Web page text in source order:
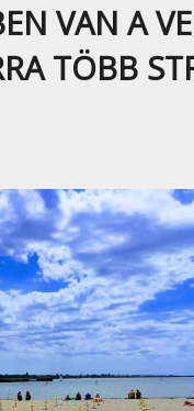
VAN A
TÖBB